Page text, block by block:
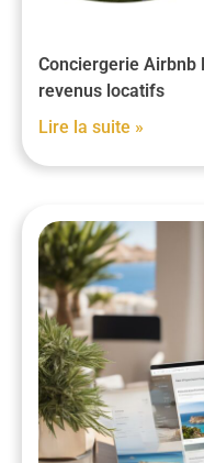
Conciergerie Airbnb
revenus locatifs
Lire la suite »